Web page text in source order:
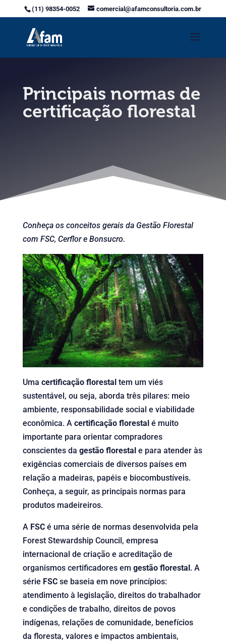
(11) 98354-0052 comercial@afamconsultoria.com.br
Principais normas de
certificação florestal
Conheça os conceitos gerais da Gestão Florestal
com FSC, Cerflor e Bonsucro.
Uma certificação florestaltem um viés
sustentável, ou seja, aborda três pilares: meio
ambiente, responsabilidade social e viabilidade
econômica. A certificação florestalé muito
importante para orientar compradores
conscientes da gestão florestale para atender às
exigências comerciais de diversos países em
relação a madeiras, papéis e biocombustíveis.
Conheça, a seguir, as principais normas para
produtos madeireiros.
A FSCé uma série de normas desenvolvida pela
Forest Stewardship Council, empresa
internacional de criação e acreditação de
organismos certificadores em gestão florestal. A
série FSCse baseia em nove princípios:
atendimento à legislação, direitos do trabalhador
e condições de trabalho, direitos de povos
indígenas, relações de comunidade, benefícios
da floresta, valores e impactos ambientais,